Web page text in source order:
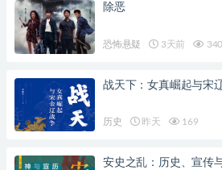
除恶
恐怖悬疑 3天前 340
战天下：女真崛起与宋
历史 昨天 169
安史之乱：历史、宣传